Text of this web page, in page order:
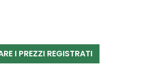
I PREZZI REGISTRATI